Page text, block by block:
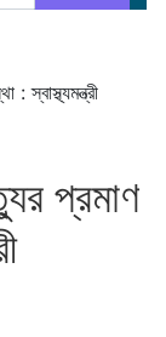
: স্বাস্থ্যমন্ত্রী
প্রমাণ